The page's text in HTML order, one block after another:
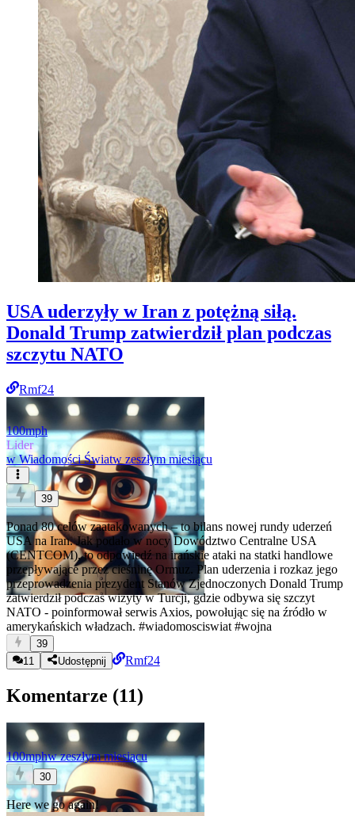
USA uderzyły w Iran z potężną siłą.
Donald Trump zatwierdził plan podczas
szczytu NATO
Rmf24
100mph
Lider
w Wiadomości Światw zeszłym miesiącu
39
Ponad 80 celów zaatakowanych – to bilans nowej rundy uderzeń
USA na Iran. Jak podało w nocy Dowództwo Centralne USA
(CENTCOM), to odpowiedź na irańskie ataki na statki handlowe
przepływające przez cieśninę Ormuz. Plan uderzenia i rozkaz jego
przeprowadzenia prezydent Stanów Zjednoczonych Donald Trump
zatwierdził podczas wizyty w Turcji, gdzie odbywa się szczyt
NATO - poinformował serwis Axios, powołując się na źródło w
amerykańskich władzach. #wiadomosciswiat #wojna
39
11
Udostępnij Rmf24
Komentarze (11)
100mphw zeszłym miesiącu
30
Here we go again!